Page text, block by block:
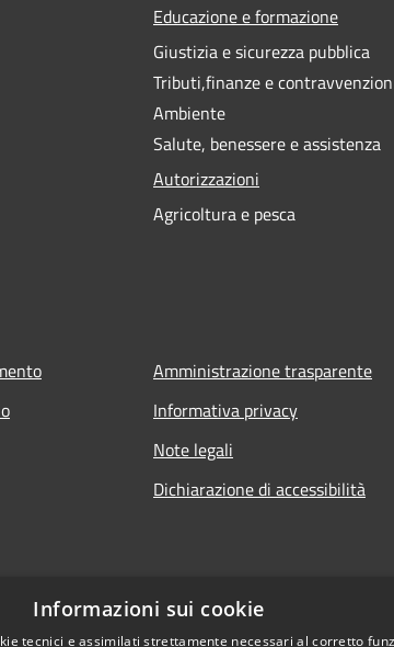
Educazione e formazione
Giustizia e sicurezza pubblica
Tributi,finanze e
Ambiente
Salute, benessere e assistenza
Autorizzazioni
Agricoltura e pesca
Amministrazione trasparente
Informativa privacy
Note legali
Dichiarazione di accessibilità
Informazioni sui cookie
tecnici e assimilati strettamente necessari al corretto